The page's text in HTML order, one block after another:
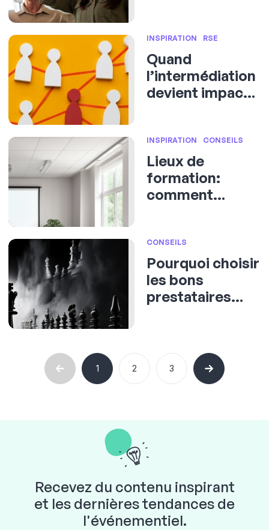
INSPIRATION RSE
Quand
l’intermédiation
devient impact :
invisible
INSPIRATION CONSEILS
Lieux de
formation:
comment
formations
CONSEILS
Pourquoi choisir
les bons
prestataires
1 2 3
Recevez du contenu inspirant
et les dernières tendances de
l'événementiel.